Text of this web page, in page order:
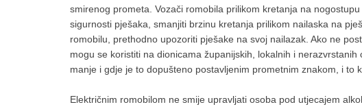
smirenog prometa. Vozači romobila prilikom kretanja na
sigurnosti pješaka, smanjiti brzinu kretanja prilikom nailaska na
romobilu, prethodno upozoriti pješake na svoj nailazak. Ako ne
mogu se koristiti na dionicama županijskih, lokalnih i
manje i gdje je to dopušteno postavljenim prometnim znakom, i to
Električnim romobilom ne smije upravljati osoba pod utjecajem